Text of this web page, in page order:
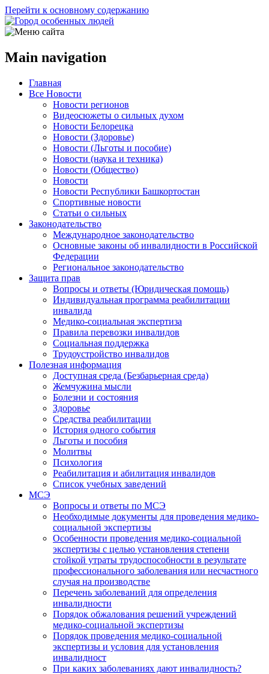
Перейти к основному содержанию
Main navigation
Главная
Все Новости
Новости регионов
Видеосюжеты о сильных духом
Новости Белорецка
Новости (Здоровье)
Новости (Льготы и пособие)
Новости (наука и техника)
Новости (Общество)
Новости
Новости Республики Башкортостан
Спортивные новости
Статьи о сильных
Законодательство
Международное законодательство
Основные законы об инвалидности в Российской
Федерации
Региональное законодательство
Защита прав
Вопросы и ответы (Юридическая помощь)
Индивидуальная программа реабилитации
инвалида
Медико-социальная экспертиза
Правила перевозки инвалидов
Социальная поддержка
Трудоустройство инвалидов
Полезная информация
Доступная среда (Безбарьерная среда)
Жемчужина мысли
Болезни и состояния
Здоровье
Средства реабилитации
История одного события
Льготы и пособия
Молитвы
Психология
Реабилитация и абилитация инвалидов
Список учебных заведений
МСЭ
Вопросы и ответы по МСЭ
Необходимые документы для проведения медико-
социальной экспертизы
Особенности проведения медико-социальной
экспертизы с целью установления степени
стойкой утраты трудоспособности в результате
профессионального заболевания или несчастного
случая на производстве
Перечень заболеваний для определения
инвалидности
Порядок обжалования решений учреждений
медико-социальной экспертизы
Порядок проведения медико-социальной
экспертизы и условия для установления
инвалидност
При каких заболеваниях дают инвалидность?